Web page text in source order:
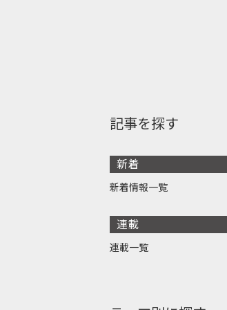
記事を探す
新着
新着情報一覧
連載
連載一覧